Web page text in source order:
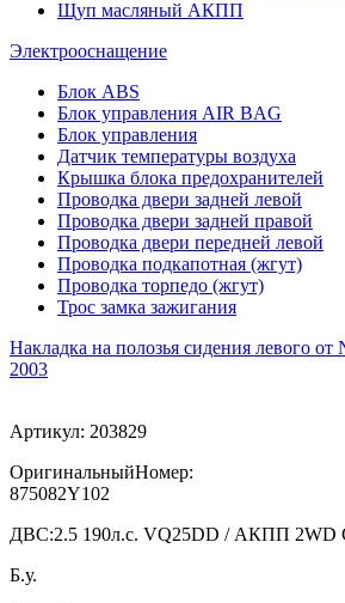
Щуп масляный АКПП
Электрооснащение
Блок ABS
Блок управления AIR BAG
Блок управления
Датчик температуры воздуха
Крышка блока предохранителей
Проводка двери задней левой
Проводка двери задней правой
Проводка двери передней левой
Проводка подкапотная (жгут)
Проводка торпедо (жгут)
Трос замка зажигания
Накладка на полозья сидения левого от
2003
Артикул: 203829
ОригинальныйНомер:
875082Y102
ДВС:2.5 190л.с. VQ25DD / АКПП 2WD
Б.у.